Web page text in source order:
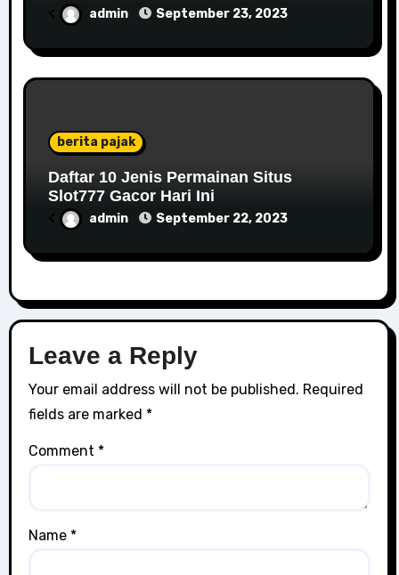
< admin September 23, 2023
berita pajak
Daftar 10 Jenis Permainan Situs
Slot777 Gacor Hari Ini
< admin September 22, 2023
Leave a Reply
Your email address will not be published. Required
fields are marked *
Comment *
Name *